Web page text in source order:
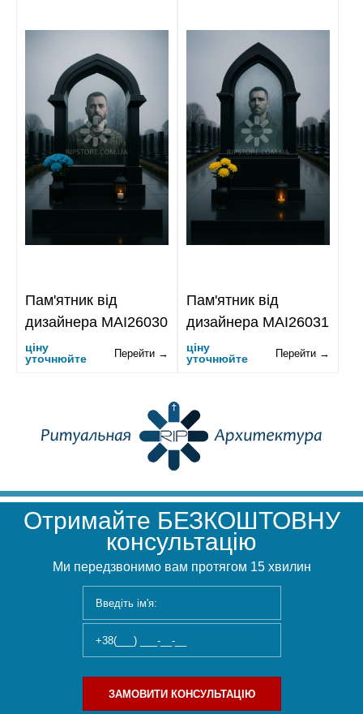
Пам'ятник від
дизайнера MAI26030
ціну
уточнюйте
Перейти →
Пам'ятник від
дизайнера MAI26031
ціну
уточнюйте
Перейти →
Отримайте БЕЗКОШТОВНУ
консультацію
Ми передзвонимо вам протягом 15 хвилин
ЗАМОВИТИ КОНСУЛЬТАЦІЮ